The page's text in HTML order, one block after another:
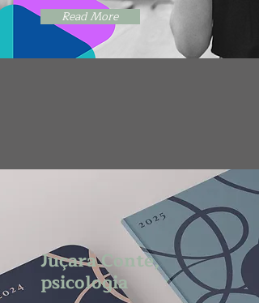
Read More
Juçara Conte,
psicologia